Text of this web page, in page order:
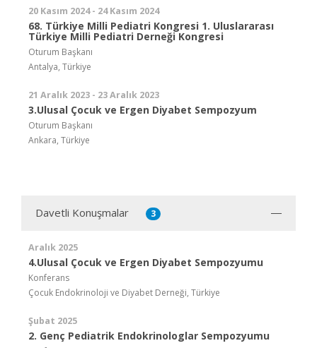
20 Kasım 2024 - 24 Kasım 2024
68. Türkiye Milli Pediatri Kongresi 1. Uluslararası
Türkiye Milli Pediatri Derneği Kongresi
Oturum Başkanı
Antalya, Türkiye
21 Aralık 2023 - 23 Aralık 2023
3.Ulusal Çocuk ve Ergen Diyabet Sempozyum
Oturum Başkanı
Ankara, Türkiye
Davetli Konuşmalar 3
Aralık 2025
4.Ulusal Çocuk ve Ergen Diyabet Sempozyumu
Konferans
Çocuk Endokrinoloji ve Diyabet Derneği, Türkiye
Şubat 2025
2. Genç Pediatrik Endokrinologlar Sempozyumu